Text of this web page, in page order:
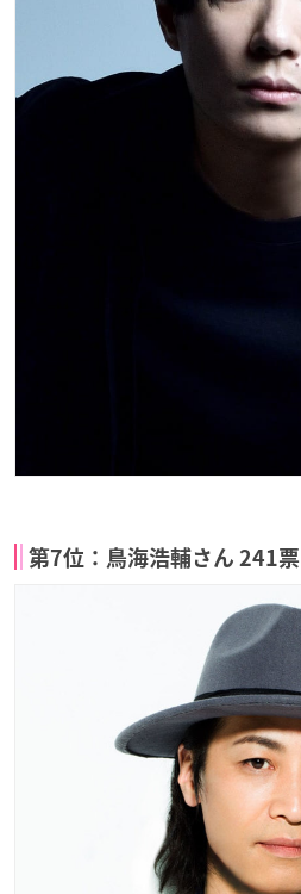
第7位：鳥海浩輔さん 241票